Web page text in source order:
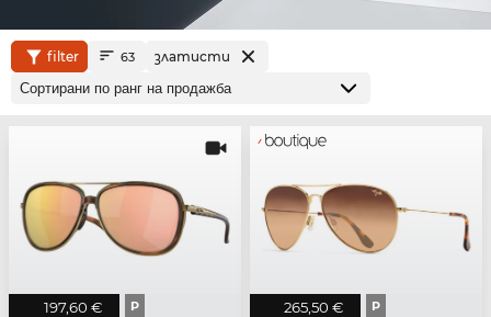
filter 63 златисти
197,60 € P 265,50 € P